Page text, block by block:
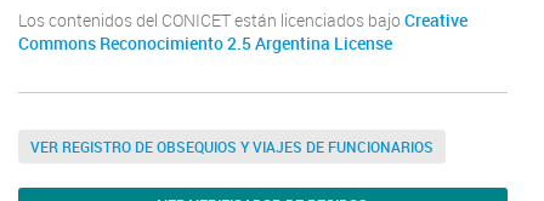
Los contenidos del CONICET están licenciados bajo Creative
Commons Reconocimiento 2.5 Argentina License
VER REGISTRO DE OBSEQUIOS Y VIAJES DE FUNCIONARIOS